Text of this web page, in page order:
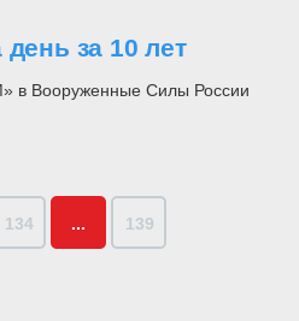
за 10 лет
в Вооруженные Силы России
134 ... 139